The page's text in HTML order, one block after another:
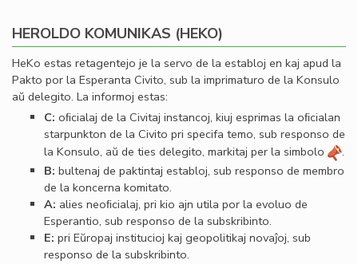
HEROLDO KOMUNIKAS (HEKO)
HeKo estas retagentejo je la servo de la establoj en kaj apud la
Pakto por la Esperanta Civito, sub la imprimaturo de la Konsulo
aŭ delegito. La informoj estas:
C: oﬁcialaj de la Civitaj instancoj, kiuj esprimas la oﬁcialan
starpunkton de la Civito pri specifa temo, sub responso de
la Konsulo, aŭ de ties delegito, markitaj per la simbolo
.
B: bultenaj de paktintaj establoj, sub responso de membro
de la koncerna komitato.
A: alies neoﬁcialaj, pri kio ajn utila por la evoluo de
Esperantio, sub responso de la subskribinto.
E: pri Eŭropaj institucioj kaj geopolitikaj novaĵoj, sub
responso de la subskribinto.